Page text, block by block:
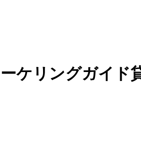
ケリングガイド